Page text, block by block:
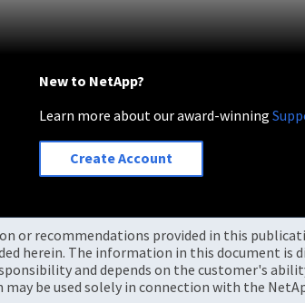
New to NetApp?
Learn more about our award-winning
Create Account
or recommendations provided in this
herein. The information in this document is
and depends on the customer's
be used solely in connection with the